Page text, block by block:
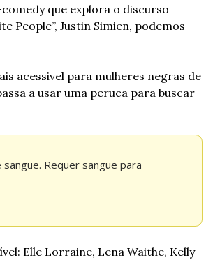
que explora o discurso
People”, Justin Simien, podemos
acessivel para mulheres negras de
a usar uma peruca para buscar
Requer sangue para
Elle Lorraine, Lena Waithe, Kelly